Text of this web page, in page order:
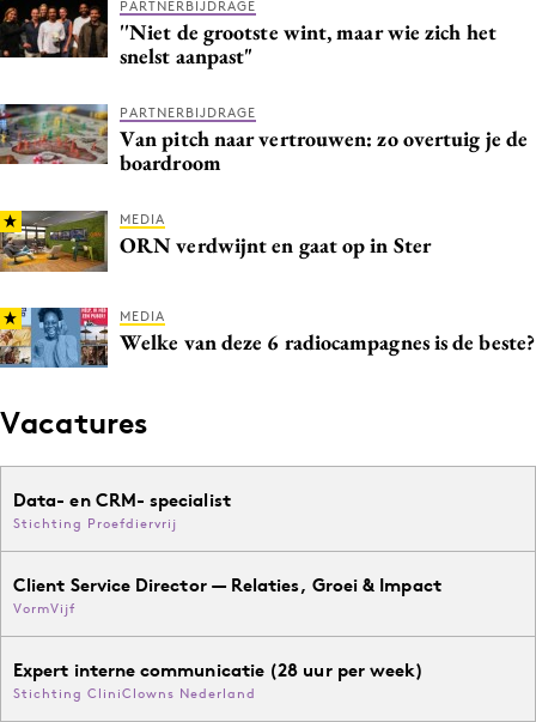
PARTNERBIJDRAGE
''Niet de grootste wint, maar wie zich het
snelst aanpast"
PARTNERBIJDRAGE
Van pitch naar vertrouwen: zo overtuig je de
boardroom
MEDIA
ORN verdwijnt en gaat op in Ster
MEDIA
Welke van deze 6 radiocampagnes is de beste?
Vacatures
Data- en CRM- specialist
Stichting Proefdiervrij
Client Service Director — Relaties, Groei & Impact
VormVijf
Expert interne communicatie (28 uur per week)
Stichting CliniClowns Nederland